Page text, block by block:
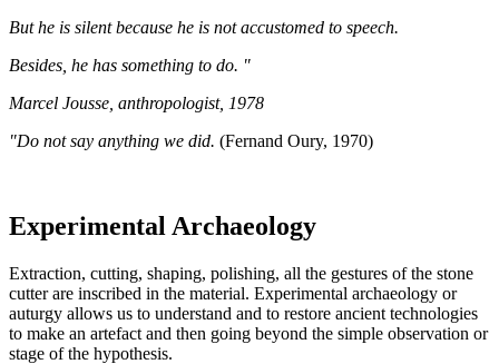
But he is silent because he is not accustomed to speech.
Besides, he has something to do. "
Marcel Jousse, anthropologist, 1978
"Do not say anything we did. (Fernand Oury, 1970)
Experimental Archaeology
Extraction, cutting, shaping, polishing, all the gestures of the stone
cutter are inscribed in the material. Experimental archaeology or
auturgy allows us to understand and to restore ancient technologies
to make an artefact and then going beyond the simple observation or
stage of the hypothesis.